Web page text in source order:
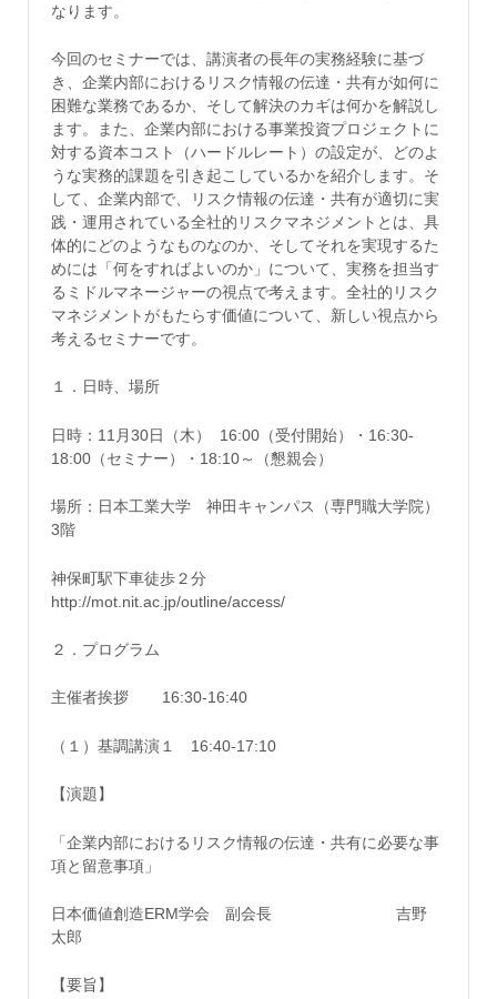
なります。
今回のセミナーでは、講演者の長年の実務経験に基づ
き、企業内部におけるリスク情報の伝達・共有が如何に
困難な業務であるか、そして解決のカギは何かを解説し
ます。また、企業内部における事業投資プロジェクトに
対する資本コスト（ハードルレート）の設定が、どのよ
うな実務的課題を引き起こしているかを紹介します。そ
して、企業内部で、リスク情報の伝達・共有が適切に実
践・運用されている全社的リスクマネジメントとは、具
体的にどのようなものなのか、そしてそれを実現するた
めには「何をすればよいのか」について、実務を担当す
るミドルマネージャーの視点で考えます。全社的リスク
マネジメントがもたらす価値について、新しい視点から
考えるセミナーです。
１．日時、場所
日時：11月30日（木） 16:00（受付開始）・16:30-
18:00（セミナー）・18:10～（懇親会）
場所：日本工業大学 神田キャンパス（専門職大学院）
3階
神保町駅下車徒歩２分
http://mot.nit.ac.jp/outline/access/
２．プログラム
主催者挨拶 16:30-16:40
（１）基調講演１ 16:40-17:10
【演題】
「企業内部におけるリスク情報の伝達・共有に必要な事
項と留意事項」
日本価値創造ERM学会 副会長 吉野
太郎
【要旨】